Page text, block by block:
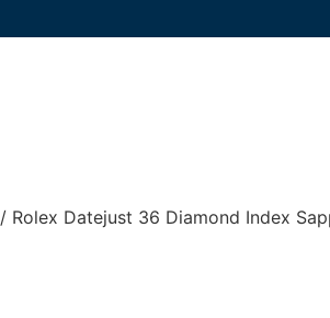
/ Rolex Datejust 36 Diamond Index